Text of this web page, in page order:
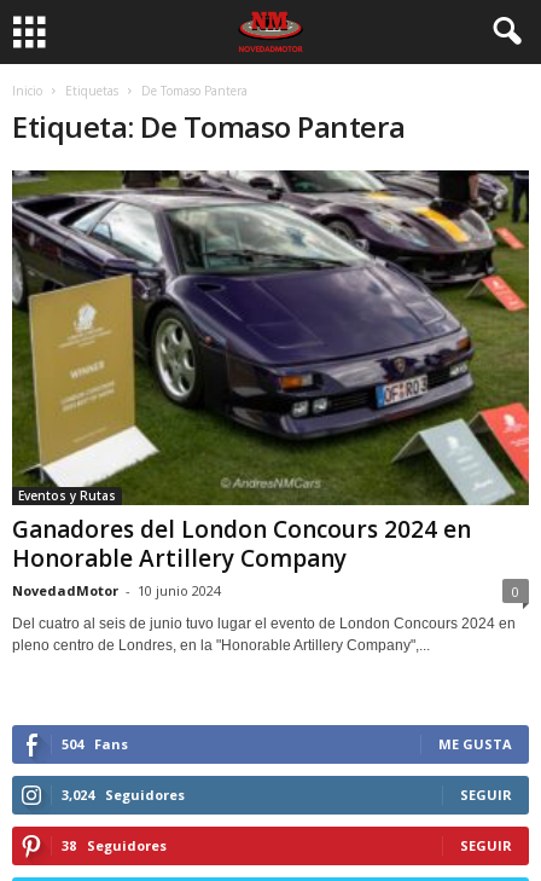
Inicio Etiquetas De Tomaso Pantera
Etiqueta: De Tomaso Pantera
Eventos y Rutas
Ganadores del London Concours 2024 en
Honorable Artillery Company
NovedadMotor - 10 junio 2024 0
Del cuatro al seis de junio tuvo lugar el evento de London Concours 2024 en
pleno centro de Londres, en la "Honorable Artillery Company",...
504 Fans ME GUSTA
3,024 Seguidores SEGUIR
38 Seguidores SEGUIR